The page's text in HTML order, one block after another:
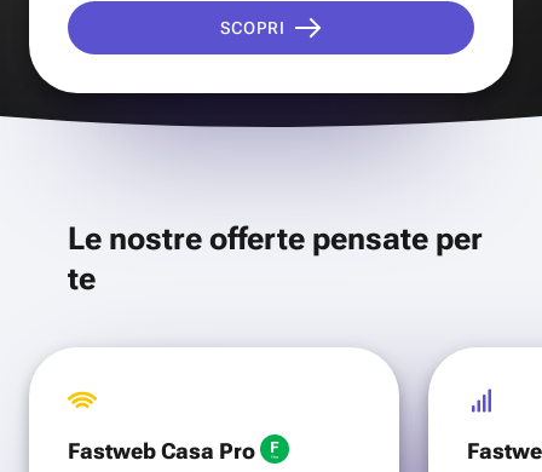
SCOPRI
Le nostre offerte pensate per
te
Fastweb Casa Pro